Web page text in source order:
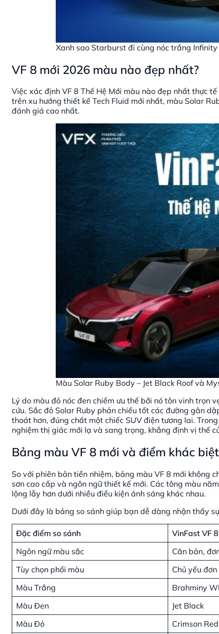
Xanh sao Starburst đi cùng nóc trắng
VF 8 mới 2026 màu nào đẹp nhất?
Việc xác định VF 8 Thế Hệ Mới màu nào đẹp nhất thực
trên xu hướng thiết kế Tech Fluid mới nhất, màu Solar
đánh giá cao nhất.
Màu Solar Ruby Body – Jet Black Roof và
Lý do màu đỏ nóc đen chiếm ưu thế bởi nó tôn vinh trọn
cứu. Sắc đỏ Solar Ruby phản chiếu tốt các đường gân
thoát hơn, đúng chất một chiếc SUV điện tương lai.
nghiệm thị giác mới lạ và sang trọng, khẳng định vị thế
Bảng màu VF 8 mới và điểm khác
So với phiên bản tiền nhiệm, bảng màu VF 8 mới không
sơn cao cấp và ngôn ngữ thiết kế mới. Các tông màu
lộng lẫy hơn dưới nhiều điều kiện ánh sáng khác nhau.
Dưới đây là bảng so sánh giúp bạn dễ dàng nhận thấy
Đặc điểm so sánh
VinFast VF
Ngôn ngữ màu sắc
Căn bản,
Tùy chọn phối màu
Chủ yếu
Màu Trắng
Brahminy
Màu Đen
Jet Black
Màu Đỏ
Crimson